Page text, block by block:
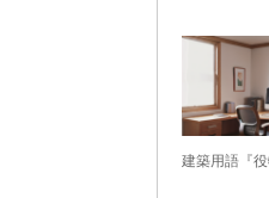
建築用語『